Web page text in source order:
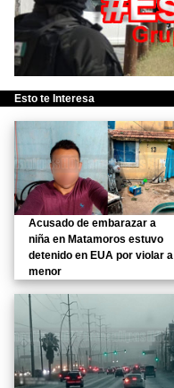
Esto te Interesa
Acusado de embarazar a
niña en Matamoros estuvo
detenido en EUA por violar a
menor